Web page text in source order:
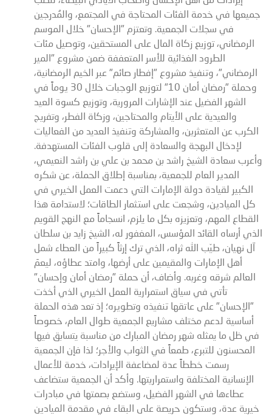
جميعها في خدمة الفئات المحتاجة في المجتمع، والمُدرجين
في سجلات الجمعية. وتعتزم "الإحسان" خلال الموسم
الرمضاني، توزيع زكاة المال على المستحقين، وتوصيل مئات
الطرود الغذائية للأسر المتعففة ضمن مشروع "المير
الرمضاني"، وتنفيذ مشروع "إفطار صائم" عبر الخيم الرمضانية،
وحملة "رمضان أمان 10" لتوزيع الوجبات خلال 30 يوماً في
الشهر الفضيل عند الإشارات المرورية، وتوزيع كسوة العيد
والعيدية على الأيتام والمحتاجين، وزكاة الفطر، وتفريج
الكرب عن المتعثرين، والمشاركة وتنفيذ العديد من الفعاليات
لإدخال البهجة والسعادة إلى قلوب الفئات المستهدفة.
وأعرب سعادة الشيخ راشد بن محمد بن علي بن راشد النعيمي،
المدير العام للجمعية، بمناسبة إطلاق الحملة، عن شكره
الكبير لقيادة دولة الإمارات التي دعمت العمل الخيري في
كل الميادين، وشجعت على استثمار الطاقات؛ لاستدامة هذا
القطاع المهم، وتعزيزه بكل ما يلزم، انسجاماً مع النهج القويم
الذي أرساه القائد المؤسس، المغفور له، الشيخ زايد بن سلطان
آل نهيان، طيّب الله ثراه، الذي ترك إرثاً كبيراً من العطاء شمل
أهل الإمارات والمقيمين على أرضها، وامتد عطاؤه، ليعمَ
العالم شرقه وغربه. وأضاف، أن حملة "رمضان أمان وإحسان"
تأتي في سياق استمرارية العمل الخيري الذي أخذت
"الإحسان" على عاتقها تنفيذه وتطويره؛ إذ تعد هذه الحملة
أساسية لدعم مختلف مشاريع الجمعية طوال العام، خصوصاً
في ظل ما يمثله شهر رمضان المبارك من مناسبة يتسابق فيها
المحسنون للتبرع، طمعاً في الثواب والأجر؛ لذا فإن الجمعية
رسمت خططاً عدة لمضاعفة الإيرادات، خدمة للأعمال
الإنسانية المختلفة واستمراريتها. وأكد أن الجمعية ستضاعف
عطاءها في الشهر الفضيل، وستضع بصمتها في مبادرات
خيرية عدة، وستكون حريصة على البقاء في مقدمة الميادين